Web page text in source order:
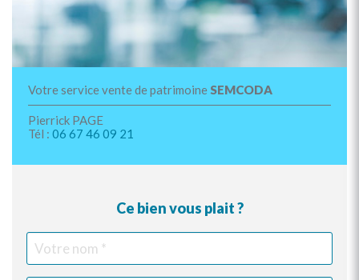
Votre service vente de patrimoineSEMCODA
Pierrick PAGE
Tél : 06 67 46 09 21
Ce bien vous plait ?
Votre
nom